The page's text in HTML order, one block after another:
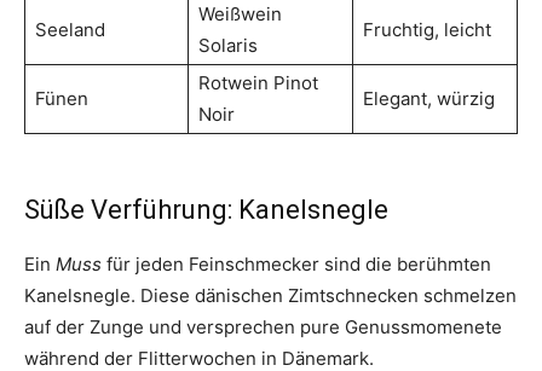
Seeland
Weißwein
Solaris
Fruchtig, leicht
Fünen
Rotwein Pinot
Noir
Elegant, würzig
Süße Verführung: Kanelsnegle
Ein Muss für jeden Feinschmecker sind die berühmten
Kanelsnegle. Diese dänischen Zimtschnecken schmelzen
auf der Zunge und versprechen pure Genussmomenete
während der Flitterwochen in Dänemark.